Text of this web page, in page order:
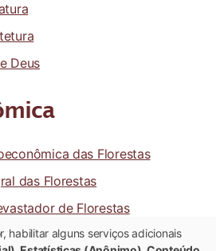
Deus
das Florestas
das Florestas
de Florestas
habilitar alguns serviços adicionais